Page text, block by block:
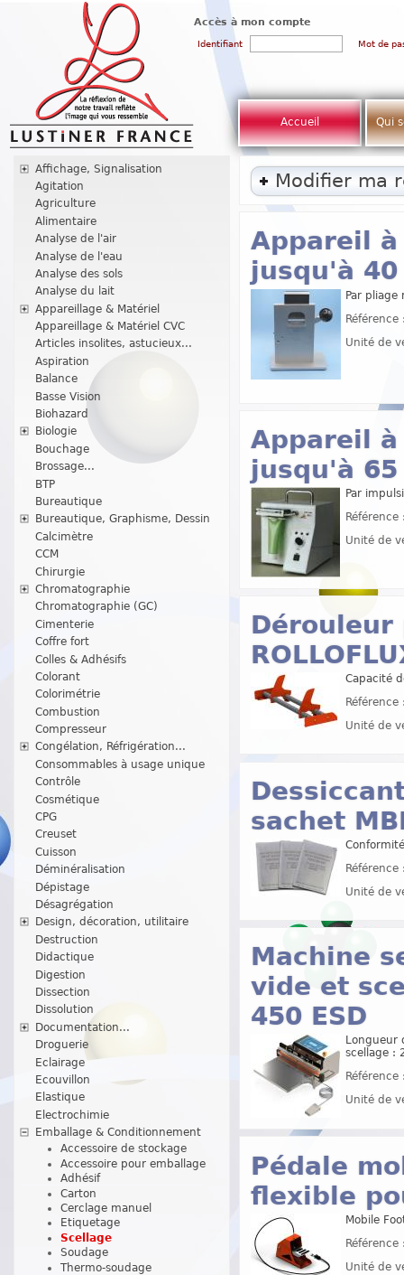
Accès à mon compte
Identifiant Mot de
Accueil Qui
Affichage, Signalisation
Agitation
Agriculture
Alimentaire
Analyse de l'air
Analyse de l'eau
Analyse des sols
Analyse du lait
Appareillage & Matériel
Appareillage & Matériel CVC
Articles insolites, astucieux...
Aspiration
Balance
Basse Vision
Biohazard
Biologie
Bouchage
Brossage...
BTP
Bureautique
Bureautique, Graphisme, Dessin
Calcimètre
CCM
Chirurgie
Chromatographie
Chromatographie (GC)
Cimenterie
Coffre fort
Colles & Adhésifs
Colorant
Colorimétrie
Combustion
Compresseur
Congélation, Réfrigération...
Consommables à usage unique
Contrôle
Cosmétique
CPG
Creuset
Cuisson
Déminéralisation
Dépistage
Désagrégation
Design, décoration, utilitaire
Destruction
Didactique
Digestion
Dissection
Dissolution
Documentation...
Droguerie
Eclairage
Ecouvillon
Elastique
Electrochimie
Emballage & Conditionnement
Accessoire de stockage
Accessoire pour emballage
Adhésif
Carton
Cerclage manuel
Etiquetage
Scellage
Soudage
Thermo-soudage
Modifier ma
Appareil
jusqu'à
Par pliage
Unité de
Appareil
jusqu'à
Par
Unité de
Dérouleur
Capacité
Unité de
sachet
Unité de
Machine
vide et
450 ESD
Longueur
scellage :
Unité de
Pédale
flexible
Mobile
Unité de